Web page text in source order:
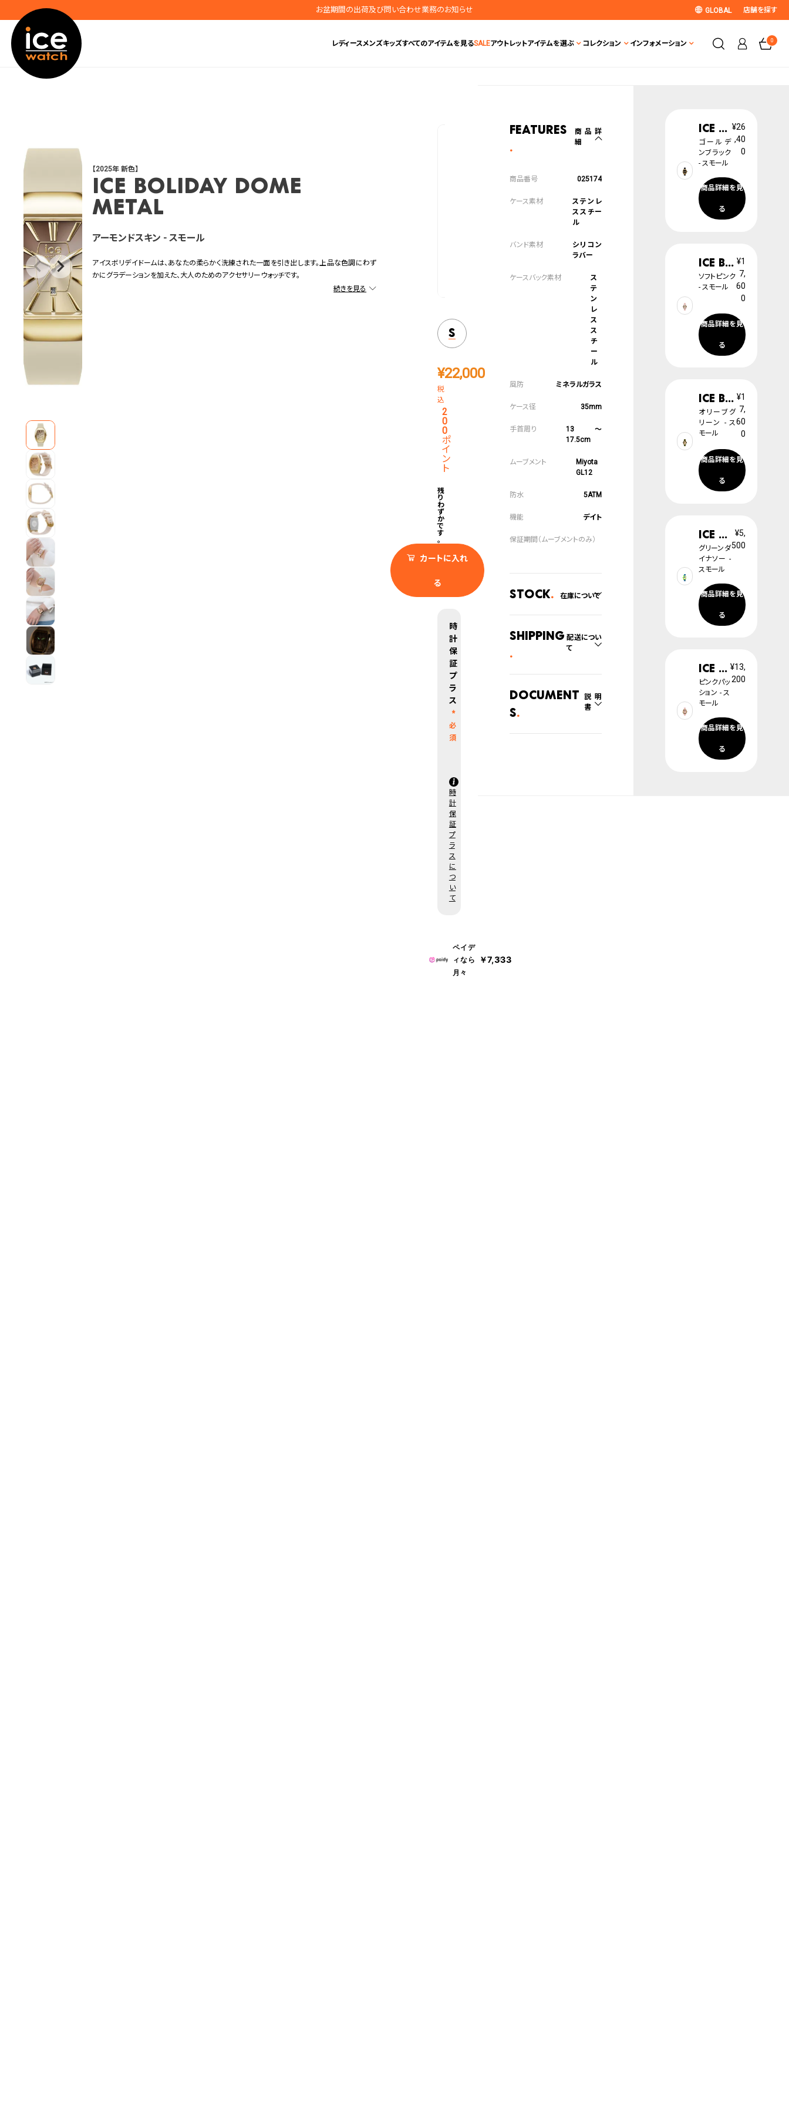
お盆期間の出荷及び問い合わせ業務のお知らせ
レディースメンズキッズすべてのアイテムを見るSALEアウトレットアイテムを選ぶ コレクション インフォメーション
店舗を探す
GLOBAL
0
【2025年 新色】
ICE boliday dome
metal
アーモンドスキン - スモール
アイスボリデイドームは、あなたの柔らかく洗練された一面を引き出します。上品な色調にわず
かにグラデーションを加えた、大人のためのアクセサリーウォッチです。
エレガントでタイムレス、秋冬の重たくなりがちな装いに、遊び心ある差し色をプラスするコレク
S
¥22,000
税
込
2
0
0
ポ
イ
ン
ト
残
り
わ
ず
か
で
す
。
カートに入れ
る
時
計
保
証
プ
ラ
ス
時
計
保
証
プ
ラ
ス
に
つ
い
て
ペイデ
ィなら
月々
￥7,333
Features
商品詳
細
025174
ステンレ
ススチー
ル
シリコン
ラバー
ス
テ
ン
レ
ス
ス
チ
ー
ル
ミネラルガラス
35mm
13～
17.5cm
Miyota
GL12
5ATM
デイト
Stock 在庫について
ているため、在庫切れの場合
がございます。
在庫切れの場合、キャンセルを
Shipping 配送につい
て
庫状況により異なり、
・弊社物流センターからの発送
発送
Document
s
説明
書
ICE boliday
ゴールデ
ンブラック
- スモール
¥26
,40
0
商品詳細を見
る
ICE boliday dome plastic
ソフトピンク
- スモール
¥1
7,
60
0
商品詳細を見
る
ICE boliday dome plastic
オリーブグ
リーン - ス
モール
¥1
7,
60
0
商品詳細を見
る
ICE learning
グリーンダ
イナソー -
スモール
¥5,
500
商品詳細を見
る
ICE boliday
ピンクパッ
ション - ス
モール
¥13,
200
商品詳細を見
る